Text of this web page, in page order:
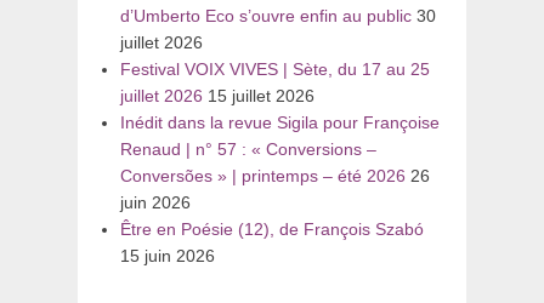
d’Umberto Eco s’ouvre enfin au public 30
juillet 2026
Festival VOIX VIVES | Sète, du 17 au 25
juillet 2026 15 juillet 2026
Inédit dans la revue Sigila pour Françoise
Renaud | n° 57 : « Conversions –
Conversões » | printemps – été 2026 26
juin 2026
Être en Poésie (12), de François Szabó
15 juin 2026